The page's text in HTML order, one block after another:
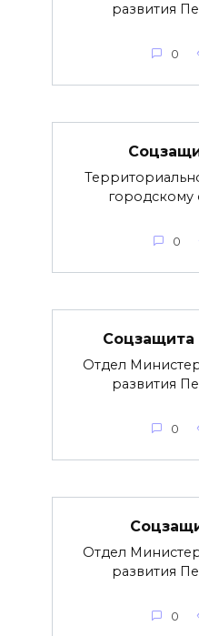
развития
0
городскому
0
Соцзащита
Отдел
развития
0
Отдел
развития
0